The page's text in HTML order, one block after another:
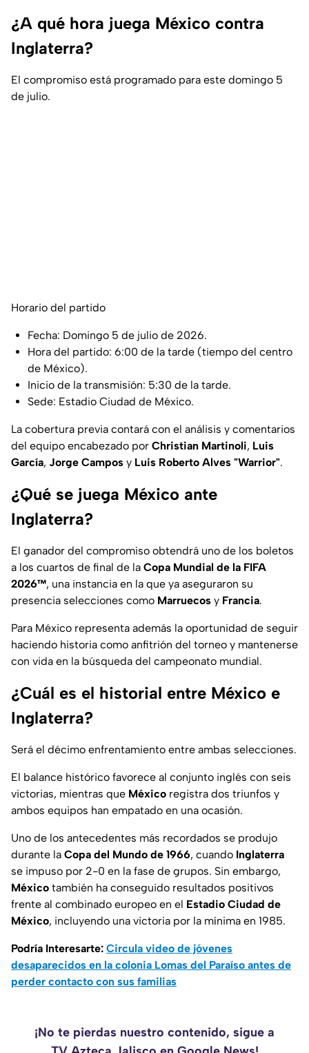
¿A qué hora juega México contra
Inglaterra?
El compromiso está programado para este domingo 5
de julio.
Horario del partido
Fecha: Domingo 5 de julio de 2026.
Hora del partido: 6:00 de la tarde (tiempo del centro
de México).
Inicio de la transmisión: 5:30 de la tarde.
Sede: Estadio Ciudad de México.
La cobertura previa contará con el análisis y comentarios
del equipo encabezado por Christian Martinoli, Luis
García, Jorge Campos y Luis Roberto Alves "Warrior".
¿Qué se juega México ante
Inglaterra?
El ganador del compromiso obtendrá uno de los boletos
a los cuartos de final de la Copa Mundial de la FIFA
2026™️, una instancia en la que ya aseguraron su
presencia selecciones como Marruecos y Francia.
Para México representa además la oportunidad de seguir
haciendo historia como anfitrión del torneo y mantenerse
con vida en la búsqueda del campeonato mundial.
¿Cuál es el historial entre México e
Inglaterra?
Será el décimo enfrentamiento entre ambas selecciones.
El balance histórico favorece al conjunto inglés con seis
victorias, mientras que México registra dos triunfos y
ambos equipos han empatado en una ocasión.
Uno de los antecedentes más recordados se produjo
durante la Copa del Mundo de 1966, cuando Inglaterra
se impuso por 2-0 en la fase de grupos. Sin embargo,
México también ha conseguido resultados positivos
frente al combinado europeo en el Estadio Ciudad de
México, incluyendo una victoria por la mínima en 1985.
Podría Interesarte: Circula video de jóvenes
desaparecidos en la colonia Lomas del Paraíso antes de
perder contacto con sus familias
¡No te pierdas nuestro contenido, sigue a